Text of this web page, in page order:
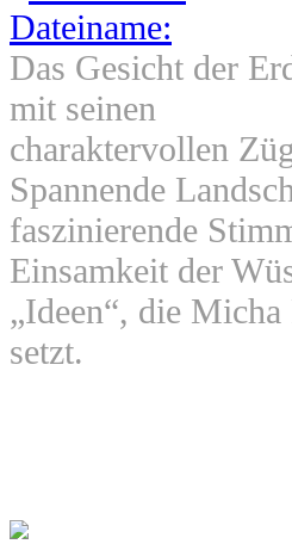
Das Gesicht der
mit seinen
charaktervollen
Spannende
faszinierende
Einsamkeit der
„Ideen“, die
setzt.